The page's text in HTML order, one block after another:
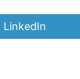
Share
on
LinkedIn